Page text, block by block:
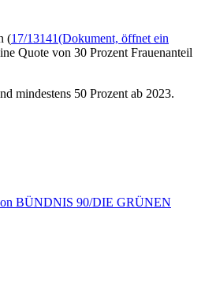
(17/13141(Dokument, öffnet ein
Quote von 30 Prozent Frauenanteil
mindestens 50 Prozent ab 2023.
BÜNDNIS 90/DIE GRÜNEN